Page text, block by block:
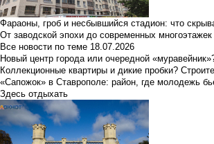
Фараоны, гроб и несбывшийся стадион: что
От заводской эпохи до современных многоэтажек
Все новости по теме 18.07.2026
Новый центр города или очередной
Коллекционные квартиры и дикие пробки?
«Сапожок» в Ставрополе: район, где молодежь
Здесь отдыхать